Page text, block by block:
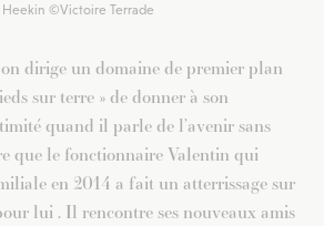
©Victoire Terrade
dirige un domaine de premier plan
sur terre » de donner à son
quand il parle de l’avenir sans
que le fonctionnaire Valentin qui
en 2014 a fait un atterrissage sur
lui . Il rencontre ses nouveaux amis